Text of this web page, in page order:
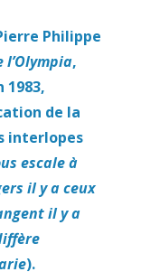
Philippe
l’Olympia,
1983,
de la
interlopes
escale à
il y a ceux
il y a
).